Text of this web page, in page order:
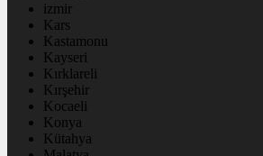
izmir
Kars
Kastamonu
Kayseri
Kırklareli
Kırşehir
Kocaeli
Konya
Kütahya